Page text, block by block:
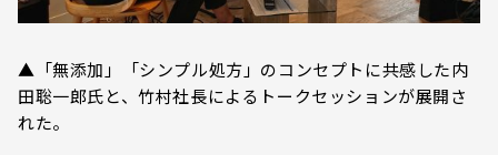
▲「無添加」「シンプル処方」のコンセプトに共感した内
田聡一郎氏と、竹村社長によるトークセッションが展開さ
れた。